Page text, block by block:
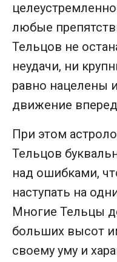
любые
Тельцов не
неудачи, ни
равно нацелены
движение
При этом
Тельцов
над ошибками,
наступать на
Многие Тельцы
больших высот
своему уму и